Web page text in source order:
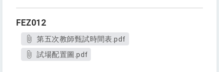
FEZ012
第五次教師甄試時間表.pdf
試場配置圖.pdf